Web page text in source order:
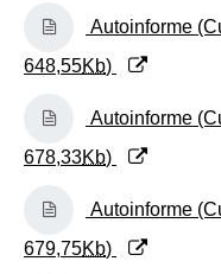
(Abre una
Autoinforme
648,55Kb)
(Abre una
Autoinforme
678,33Kb)
(Abre una
Autoinforme
679,75Kb)